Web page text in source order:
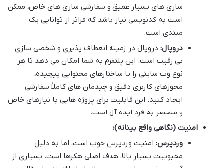
سازی های بسیار عمیق و سفارشی سازی های خاص، ممکن
است به کدنویسی نیاز باشد که فراتر از توانایی یک
مبتدی است.
دروپال: دروپال در زمینه انعطاف پذیری و شخصی سازی
بی رقیب است. این پلتفرم به شما امکان می دهد تا هر
نوع وب سایتی را با ساختارهای محتوایی پیچیده،
مجوزهای کاربری دقیق و چیدمان های کاملاً سفارشی
ایجاد کنید. این قابلیت برای پروژه هایی با نیازهای خاص
و منحصر به فرد ایده آل است.
امنیت (نگاهی واقع بینانه):
وردپرس: امنیت وردپرس خوب است، اما به دلیل
محبوبیت بسیار بالا، هدف اصلی هکرها است. بسیاری از